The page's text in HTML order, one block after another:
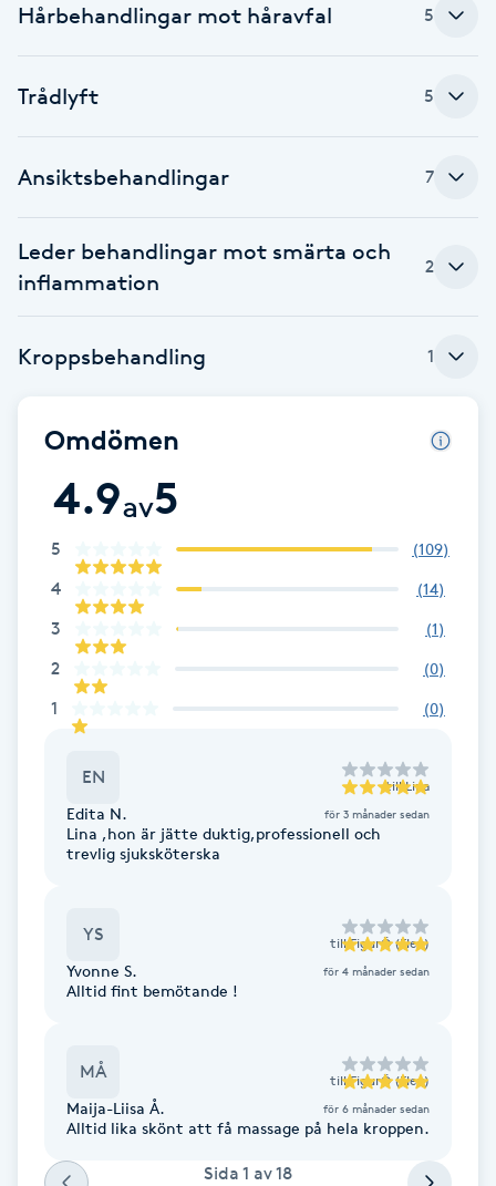
Coachning
Color correction
D
Damklippning
Dermapen
Diamantslipning
Extensions
Extensions borttagning
Eyeliner-tatuering
Faceliftmassage
Fet hårbotten
Fettreducering
Fotmassage
Hårbehandlingar mot håravfal 5
Trådlyft 5
Ansiktsbehandlingar 7
Leder behandlingar mot smärta och
inflammation
2
Kroppsbehandling 1
Omdömen
4.9av5
5 (109)
4 (14)
3 (1)
2 (0)
1 (0)
EN till Lina
Edita N. för 3 månader sedan
Lina ,hon är jätte duktig,professionell och
trevlig sjuksköterska
YS till FigurÖ (Elev)
Yvonne S. för 4 månader sedan
Alltid fint bemötande !
MÅ till FigurÖ (Elev)
Maija-Liisa Å. för 6 månader sedan
Alltid lika skönt att få massage på hela kroppen.
Sida 1 av18